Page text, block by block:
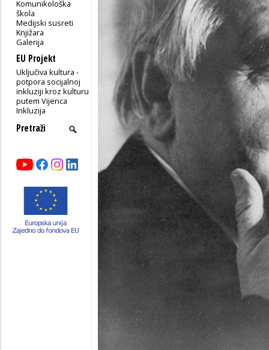
Komunikološka
škola
Medijski susreti
Knjižara
Galerija
EU Projekt
Uključiva kultura -
potpora socijalnoj
inkluziji kroz kulturu
putem Vijenca
Inkluzija